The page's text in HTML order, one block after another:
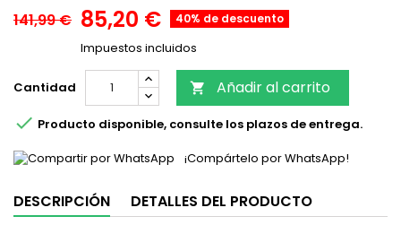
141,99 € 85,20 € 40% de descuento
Impuestos incluidos
Cantidad  Añadir al carrito
 Producto disponible, consulte los plazos de entrega.
¡Compártelo por WhatsApp!
DESCRIPCIÓN DETALLES DEL PRODUCTO